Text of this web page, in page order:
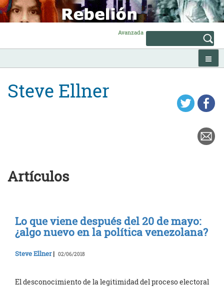
Skip
to
content
Avanzada
Steve Ellner
Artículos
Lo que viene después del 20 de mayo:
¿algo nuevo en la política venezolana?
Steve Ellner| 02/06/2018
El desconocimiento de la legitimidad del proceso electoral